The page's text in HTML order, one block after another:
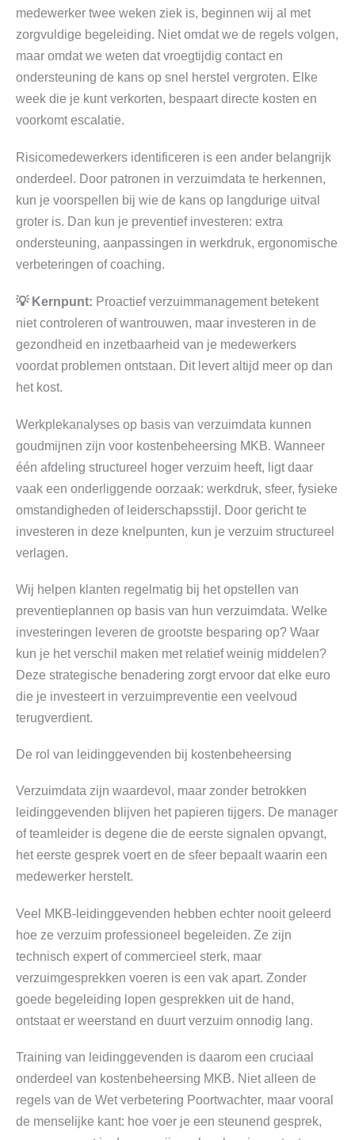
medewerker twee weken ziek is, beginnen wij al met
zorgvuldige begeleiding. Niet omdat we de regels volgen,
maar omdat we weten dat vroegtijdig contact en
ondersteuning de kans op snel herstel vergroten. Elke
week die je kunt verkorten, bespaart directe kosten en
voorkomt escalatie.
Risicomedewerkers identificeren is een ander belangrijk
onderdeel. Door patronen in verzuimdata te herkennen,
kun je voorspellen bij wie de kans op langdurige uitval
groter is. Dan kun je preventief investeren: extra
ondersteuning, aanpassingen in werkdruk, ergonomische
verbeteringen of coaching.
💡 Kernpunt: Proactief verzuimmanagement betekent
niet controleren of wantrouwen, maar investeren in de
gezondheid en inzetbaarheid van je medewerkers
voordat problemen ontstaan. Dit levert altijd meer op dan
het kost.
Werkplekanalyses op basis van verzuimdata kunnen
goudmijnen zijn voor kostenbeheersing MKB. Wanneer
één afdeling structureel hoger verzuim heeft, ligt daar
vaak een onderliggende oorzaak: werkdruk, sfeer, fysieke
omstandigheden of leiderschapsstijl. Door gericht te
investeren in deze knelpunten, kun je verzuim structureel
verlagen.
Wij helpen klanten regelmatig bij het opstellen van
preventieplannen op basis van hun verzuimdata. Welke
investeringen leveren de grootste besparing op? Waar
kun je het verschil maken met relatief weinig middelen?
Deze strategische benadering zorgt ervoor dat elke euro
die je investeert in verzuimpreventie een veelvoud
terugverdient.
De rol van leidinggevenden bij kostenbeheersing
Verzuimdata zijn waardevol, maar zonder betrokken
leidinggevenden blijven het papieren tijgers. De manager
of teamleider is degene die de eerste signalen opvangt,
het eerste gesprek voert en de sfeer bepaalt waarin een
medewerker herstelt.
Veel MKB-leidinggevenden hebben echter nooit geleerd
hoe ze verzuim professioneel begeleiden. Ze zijn
technisch expert of commercieel sterk, maar
verzuimgesprekken voeren is een vak apart. Zonder
goede begeleiding lopen gesprekken uit de hand,
ontstaat er weerstand en duurt verzuim onnodig lang.
Training van leidinggevenden is daarom een cruciaal
onderdeel van kostenbeheersing MKB. Niet alleen de
regels van de Wet verbetering Poortwachter, maar vooral
de menselijke kant: hoe voer je een steunend gesprek,